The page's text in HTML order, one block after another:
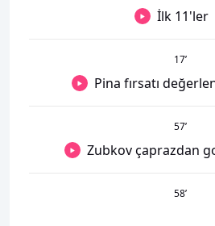
İlk 11'ler
17’
Pina fırsatı
57’
Zubkov çaprazdan
58’